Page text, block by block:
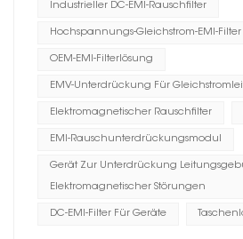
Industrieller DC-EMI-Rauschfilter
Hochspannungs-Gleichstrom-EMI-Filter
OEM-EMI-Filterlösung
EMV-Unterdrückung Für
Elektromagnetischer Rauschfilter
EMI-Rauschunterdrückungsmodul
Gerät Zur Unterdrückung
Elektromagnetischer Störungen
DC-EMI-Filter Für Geräte